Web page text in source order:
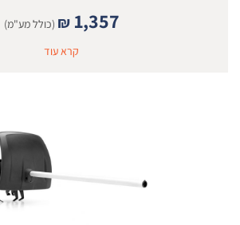
₪ 1,357
(כולל מע"מ)
קרא עוד